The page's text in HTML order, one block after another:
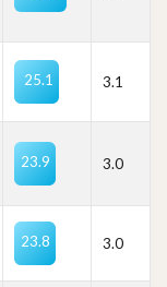
25.1 3.1
23.9 3.0
23.8 3.0